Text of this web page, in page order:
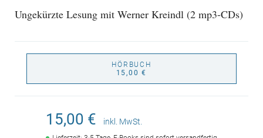
Ungekürzte Lesung mit Werner Kreindl (2 mp3-CDs)
HÖRBUCH
15,00 €
15,00 € inkl. MwSt.